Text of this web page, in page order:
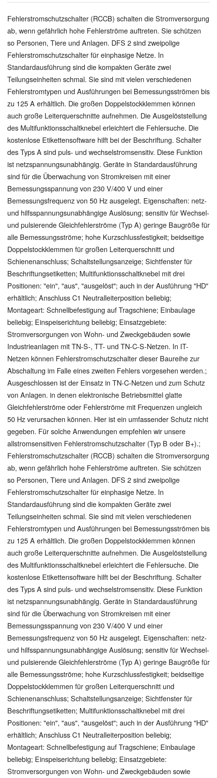
Fehlerstromschutzschalter (RCCB) schalten die Stromversorgung
ab, wenn gefährlich hohe Fehlerströme auftreten. Sie schützen
so Personen, Tiere und Anlagen. DFS 2 sind zweipolige
Fehlerstromschutzschalter für einphasige Netze. In
Standardausführung sind die kompakten Geräte zwei
Teilungseinheiten schmal. Sie sind mit vielen verschiedenen
Fehlerstromtypen und Ausführungen bei Bemessungsströmen bis
zu 125 A erhältlich. Die großen Doppelstockklemmen können
auch große Leiterquerschnitte aufnehmen. Die Ausgelöststellung
des Multifunktionsschaltknebel erleichtert die Fehlersuche. Die
kostenlose Etikettensoftware hilft bei der Beschriftung. Schalter
des Typs A sind puls- und wechselstromsensitiv. Diese Funktion
ist netzspannungsunabhängig. Geräte in Standardausführung
sind für die Überwachung von Stromkreisen mit einer
Bemessungsspannung von 230 V/400 V und einer
Bemessungsfrequenz von 50 Hz ausgelegt. Eigenschaften: netz-
und hilfsspannungsunabhängige Auslösung; sensitiv für Wechsel-
und pulsierende Gleichfehlerströme (Typ A) geringe Baugröße für
alle Bemessungsströme; hohe Kurzschlussfestigkeit; beidseitige
Doppelstockklemmen für großen Leiterquerschnitt und
Schienenanschluss; Schaltstellungsanzeige; Sichtfenster für
Beschriftungsetiketten; Multifunktionsschaltknebel mit drei
Positionen: "ein", "aus", "ausgelöst"; auch in der Ausführung "HD"
erhältlich; Anschluss C1 Neutralleiterposition beliebig;
Montageart: Schnellbefestigung auf Tragschiene; Einbaulage
beliebig; Einspeiserichtung beliebig; Einsatzgebiete:
Stromversorgungen von Wohn- und Zweckgebäuden sowie
Industrieanlagen mit TN-S-, TT- und TN-C-S-Netzen. In IT-
Netzen können Fehlerstromschutzschalter dieser Baureihe zur
Abschaltung im Falle eines zweiten Fehlers vorgesehen werden.;
Ausgeschlossen ist der Einsatz in TN-C-Netzen und zum Schutz
von Anlagen. in denen elektronische Betriebsmittel glatte
Gleichfehlerströme oder Fehlerströme mit Frequenzen ungleich
50 Hz verursachen können. Hier ist ein umfassender Schutz nicht
gegeben. Für solche Anwendungen empfehlen wir unsere
allstromsensitiven Fehlerstromschutzschalter (Typ B oder B+).;
Fehlerstromschutzschalter (RCCB) schalten die Stromversorgung
ab, wenn gefährlich hohe Fehlerströme auftreten. Sie schützen
so Personen, Tiere und Anlagen. DFS 2 sind zweipolige
Fehlerstromschutzschalter für einphasige Netze. In
Standardausführung sind die kompakten Geräte zwei
Teilungseinheiten schmal. Sie sind mit vielen verschiedenen
Fehlerstromtypen und Ausführungen bei Bemessungsströmen bis
zu 125 A erhältlich. Die großen Doppelstockklemmen können
auch große Leiterquerschnitte aufnehmen. Die Ausgelöststellung
des Multifunktionsschaltknebel erleichtert die Fehlersuche. Die
kostenlose Etikettensoftware hilft bei der Beschriftung. Schalter
des Typs A sind puls- und wechselstromsensitiv. Diese Funktion
ist netzspannungsunabhängig. Geräte in Standardausführung
sind für die Überwachung von Stromkreisen mit einer
Bemessungsspannung von 230 V/400 V und einer
Bemessungsfrequenz von 50 Hz ausgelegt. Eigenschaften: netz-
und hilfsspannungsunabhängige Auslösung; sensitiv für Wechsel-
und pulsierende Gleichfehlerströme (Typ A) geringe Baugröße für
alle Bemessungsströme; hohe Kurzschlussfestigkeit; beidseitige
Doppelstockklemmen für großen Leiterquerschnitt und
Schienenanschluss; Schaltstellungsanzeige; Sichtfenster für
Beschriftungsetiketten; Multifunktionsschaltknebel mit drei
Positionen: "ein", "aus", "ausgelöst"; auch in der Ausführung "HD"
erhältlich; Anschluss C1 Neutralleiterposition beliebig;
Montageart: Schnellbefestigung auf Tragschiene; Einbaulage
beliebig; Einspeiserichtung beliebig; Einsatzgebiete:
Stromversorgungen von Wohn- und Zweckgebäuden sowie